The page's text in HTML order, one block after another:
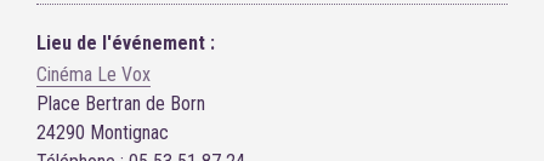
Lieu de l'événement :
Cinéma Le Vox
Place Bertran de Born
24290 Montignac